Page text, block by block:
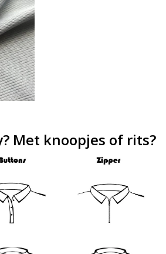
Met knoopjes of rits?